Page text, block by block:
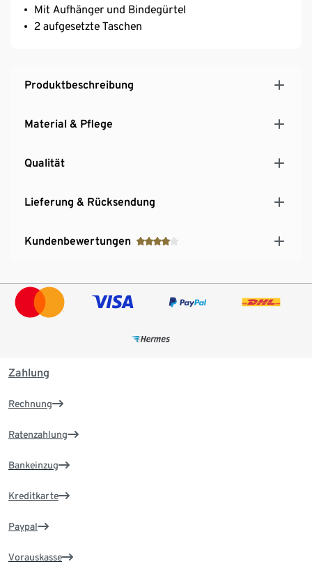
Mit Aufhänger und Bindegürtel
2 aufgesetzte Taschen
Produktbeschreibung
Material & Pflege
Qualität
Lieferung & Rücksendung
Kundenbewertungen
Zahlung
Rechnung
Ratenzahlung
Bankeinzug
Kreditkarte
Paypal
Vorauskasse